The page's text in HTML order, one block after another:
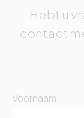
Hebt u
contact
Voornaam